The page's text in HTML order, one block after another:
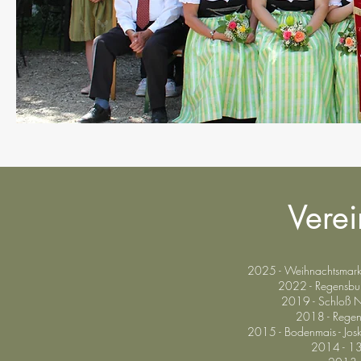
2025 -
2022 -
2019 - Schloß
2018 -
2015 - Bodenmais -
2014 -